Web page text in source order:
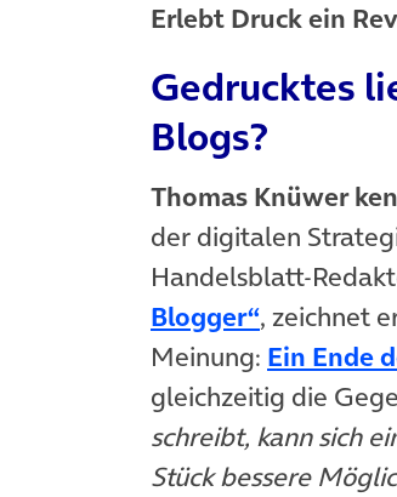
Erlebt Druck ein
Gedrucktes
Blogs?
Thomas Knüwer
der digitalen
Handelsblatt-
Blogger“, zeichnet
Meinung: Ein Ende
gleichzeitig die
schreibt, kann sich
Stück bessere